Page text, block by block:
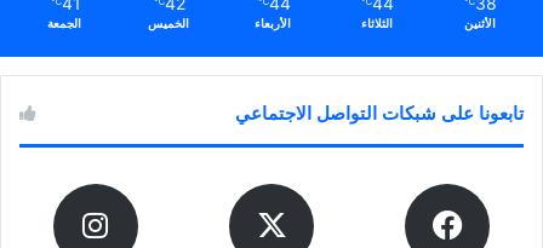
الأثنين الثلاثاء الأربعاء الخميس الجمعة
تابعونا على شبكات التواصل الاجتماعي